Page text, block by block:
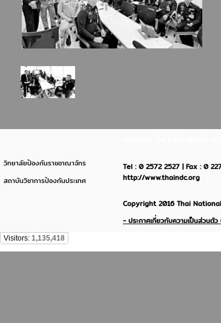
วิทยาลัยป้องกันราชอาณาจักร
สถาบันวิชาการป้องกันประเทศ
Tel : 0 2572 2527 | Fax : 0
http://www.thaindc.org
Copyright 2016 Thai
- ประกาศเกี่ยวกับความเป็นส่วน
Visitors: 1,135,418